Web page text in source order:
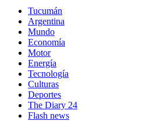
Tucumán
Argentina
Mundo
Economía
Motor
Energía
Tecnología
Culturas
Deportes
The Diary 24
Flash news